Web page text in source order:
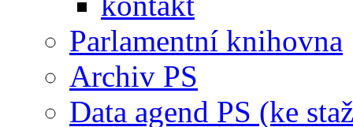
Parlamentní knihovna
Archiv PS
Data agend PS (ke